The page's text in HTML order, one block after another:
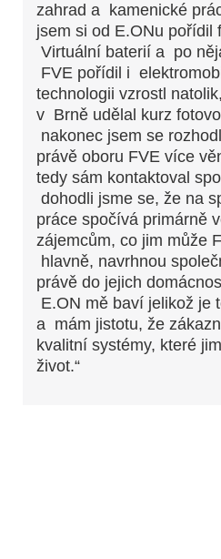
zahrad a kamenické
jsem si od E.ONu pořídil
Virtuální baterií a po
FVE pořídil i
technologii vzrostl
v Brně udělal kurz
nakonec jsem se
právě oboru FVE více
tedy sám kontaktoval
dohodli jsme se, že na
práce spočívá primárně
zájemcům, co jim může
hlavně, navrhnou
právě do jejich
E.ON mě baví jelikož je
a mám jistotu, že
kvalitní systémy, které
život.“